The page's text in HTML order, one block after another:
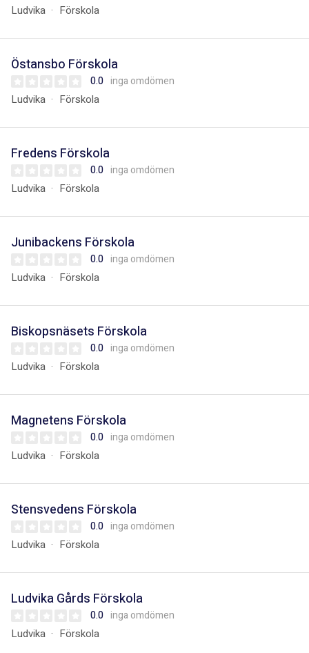
Ludvika Förskola
Östansbo Förskola
0.0 inga omdömen
Ludvika Förskola
Fredens Förskola
0.0 inga omdömen
Ludvika Förskola
Junibackens Förskola
0.0 inga omdömen
Ludvika Förskola
Biskopsnäsets Förskola
0.0 inga omdömen
Ludvika Förskola
Magnetens Förskola
0.0 inga omdömen
Ludvika Förskola
Stensvedens Förskola
0.0 inga omdömen
Ludvika Förskola
Ludvika Gårds Förskola
0.0 inga omdömen
Ludvika Förskola